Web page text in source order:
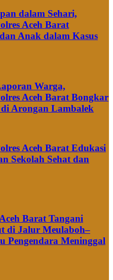
dalam Sehari,
Aceh Barat
Anak dalam Kasus
Warga,
Aceh Barat Bongkar
Arongan Lambalek
Aceh Barat Edukasi
Sekolah Sehat dan
Barat Tangani
di Jalur Meulaboh–
Pengendara Meninggal